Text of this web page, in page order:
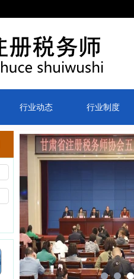
行业动态 行业制度